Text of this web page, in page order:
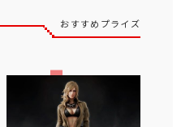
おすすめプライズ